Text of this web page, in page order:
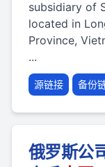
subsidiary of
located in
Province,
...
源链接 备份
俄罗斯公